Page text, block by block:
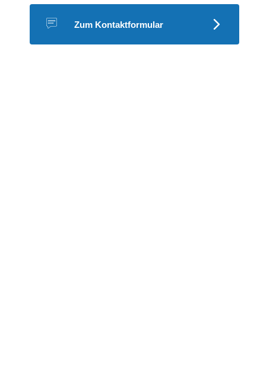
Zum Kontaktformular